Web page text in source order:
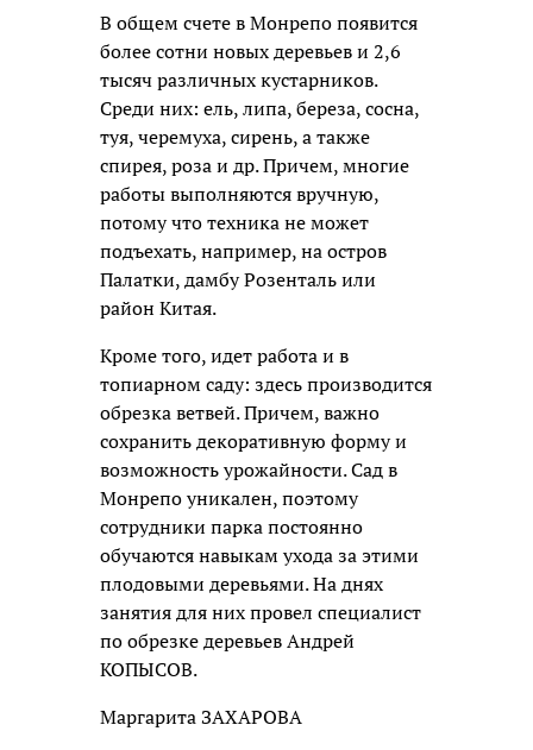
В общем счете в Монрепо появится
более сотни новых деревьев и 2,6
тысяч различных кустарников.
Среди них: ель, липа, береза, сосна,
туя, черемуха, сирень, а также
спирея, роза и др. Причем, многие
работы выполняются вручную,
потому что техника не может
подъехать, например, на остров
Палатки, дамбу Розенталь или
район Китая.
Кроме того, идет работа и в
топиарном саду: здесь производится
обрезка ветвей. Причем, важно
сохранить декоративную форму и
возможность урожайности. Сад в
Монрепо уникален, поэтому
сотрудники парка постоянно
обучаются навыкам ухода за этими
плодовыми деревьями. На днях
занятия для них провел специалист
по обрезке деревьев Андрей
КОПЫСОВ.
Маргарита ЗАХАРОВА